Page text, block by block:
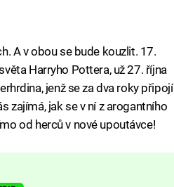
A v obou se bude kouzlit. 17.
Harryho Pottera, už 27. října
jenž se za dva roky připojí
zajímá, jak se v ní z arogantního
od herců v nové upoutávce!